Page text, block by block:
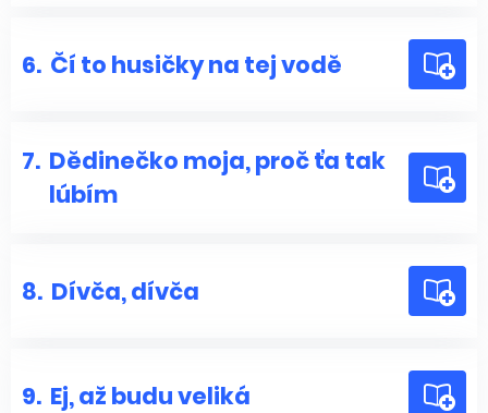
6. Čí to husičky na tej vodě
7. Dědinečko moja, proč ťa tak
lúbím
8. Dívča, dívča
9. Ej, až budu veliká